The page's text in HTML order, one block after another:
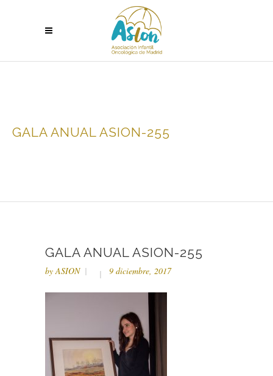
GALA ANUAL ASION-255
GALA ANUAL ASION-255
byASION 9 diciembre, 2017